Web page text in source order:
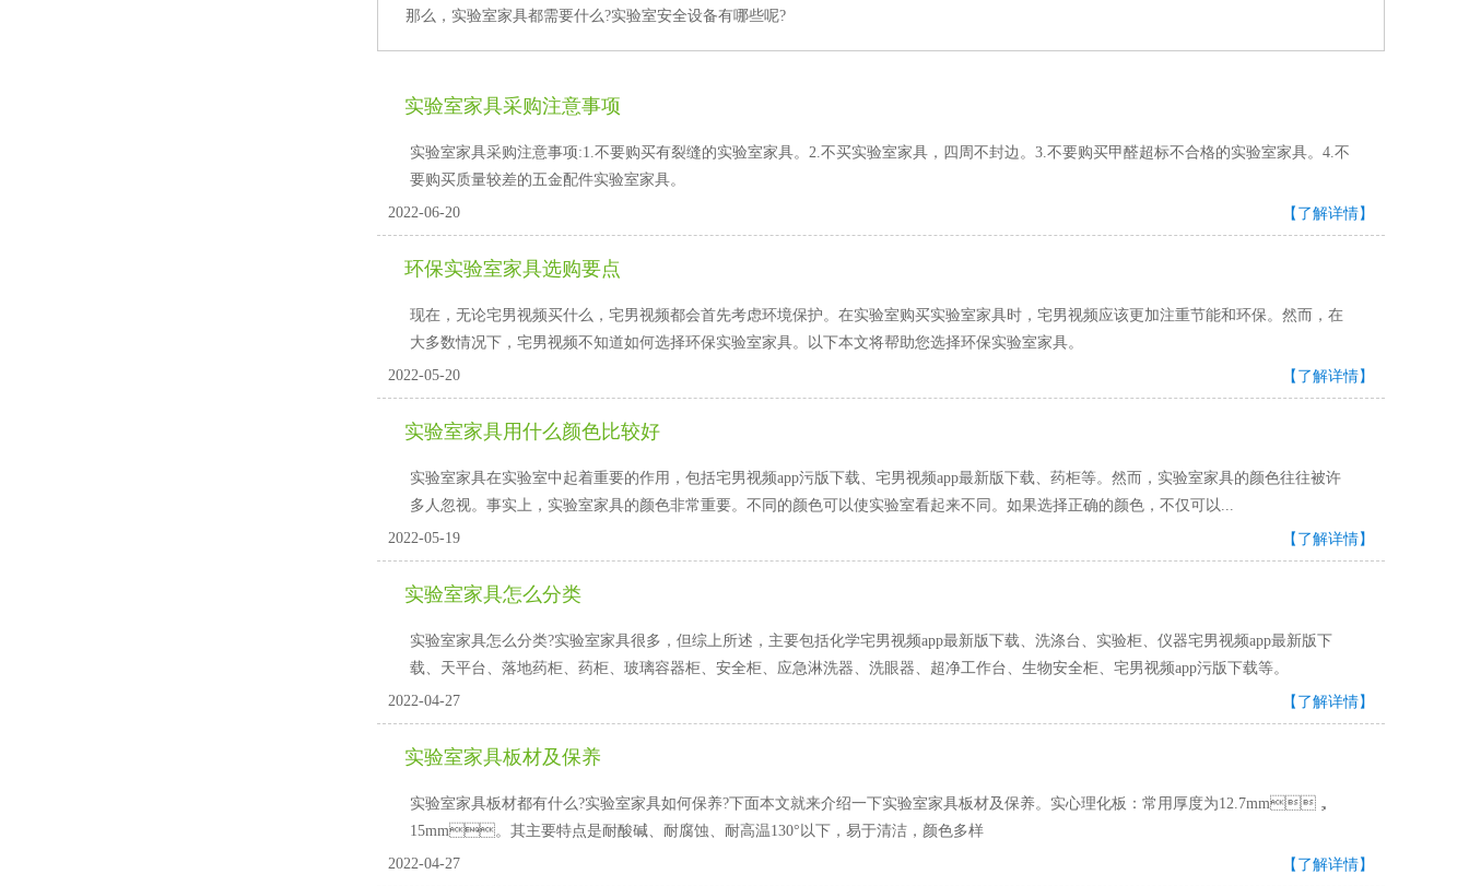
那么，实验室家具都需要什么?实验室安全设备有哪些呢?
实验室家具采购注意事项
实验室家具采购注意事项:1.不要购买有裂缝的实验室家具。2.不买实验室家具，四周不封边。3.不要购买甲醛超标不合格的实验室家具。4.不
要购买质量较差的五金配件实验室家具。
2022-06-20
【了解详情】
环保实验室家具选购要点
现在，无论宅男视频买什么，宅男视频都会首先考虑环境保护。在实验室购买实验室家具时，宅男视频应该更加注重节能和环保。然而，在
大多数情况下，宅男视频不知道如何选择环保实验室家具。以下本文将帮助您选择环保实验室家具。
2022-05-20
【了解详情】
实验室家具用什么颜色比较好
实验室家具在实验室中起着重要的作用，包括宅男视频app污版下载、宅男视频app最新版下载、药柜等。然而，实验室家具的颜色往往被许
多人忽视。事实上，实验室家具的颜色非常重要。不同的颜色可以使实验室看起来不同。如果选择正确的颜色，不仅可以...
2022-05-19
【了解详情】
实验室家具怎么分类
实验室家具怎么分类?实验室家具很多，但综上所述，主要包括化学宅男视频app最新版下载、洗涤台、实验柜、仪器宅男视频app最新版下
载、天平台、落地药柜、药柜、玻璃容器柜、安全柜、应急淋洗器、洗眼器、超净工作台、生物安全柜、宅男视频app污版下载等。
2022-04-27
【了解详情】
实验室家具板材及保养
实验室家具板材都有什么?实验室家具如何保养?下面本文就来介绍一下实验室家具板材及保养。实心理化板：常用厚度为12.7mm，
15mm。其主要特点是耐酸碱、耐腐蚀、耐高温130°以下，易于清洁，颜色多样
2022-04-27
【了解详情】